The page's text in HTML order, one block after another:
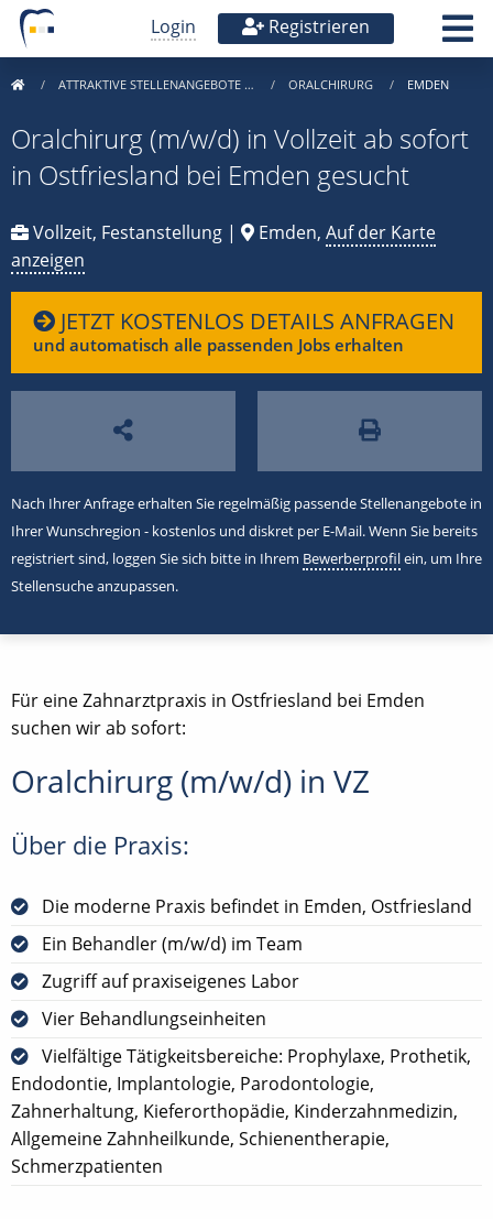
Login Registrieren
ATTRAKTIVE STELLENANGEBOTE … ORALCHIRURG EMDEN
Oralchirurg (m/w/d) in Vollzeit ab sofort
in Ostfriesland bei Emden gesucht
Vollzeit, Festanstellung | Emden, Auf der Karte
anzeigen
JETZT KOSTENLOS DETAILS ANFRAGEN
und automatisch alle passenden Jobs erhalten
Nach Ihrer Anfrage erhalten Sie regelmäßig passende Stellenangebote in
Ihrer Wunschregion - kostenlos und diskret per E-Mail. Wenn Sie bereits
registriert sind, loggen Sie sich bitte in Ihrem Bewerberprofilein, um Ihre
Stellensuche anzupassen.
Für eine Zahnarztpraxis in Ostfriesland bei Emden
suchen wir ab sofort:
Oralchirurg (m/w/d) in VZ
Über die Praxis:
Die moderne Praxis befindet in Emden, Ostfriesland
Ein Behandler (m/w/d) im Team
Zugriff auf praxiseigenes Labor
Vier Behandlungseinheiten
Vielfältige Tätigkeitsbereiche: Prophylaxe, Prothetik,
Endodontie, Implantologie, Parodontologie,
Zahnerhaltung, Kieferorthopädie, Kinderzahnmedizin,
Allgemeine Zahnheilkunde, Schienentherapie,
Schmerzpatienten